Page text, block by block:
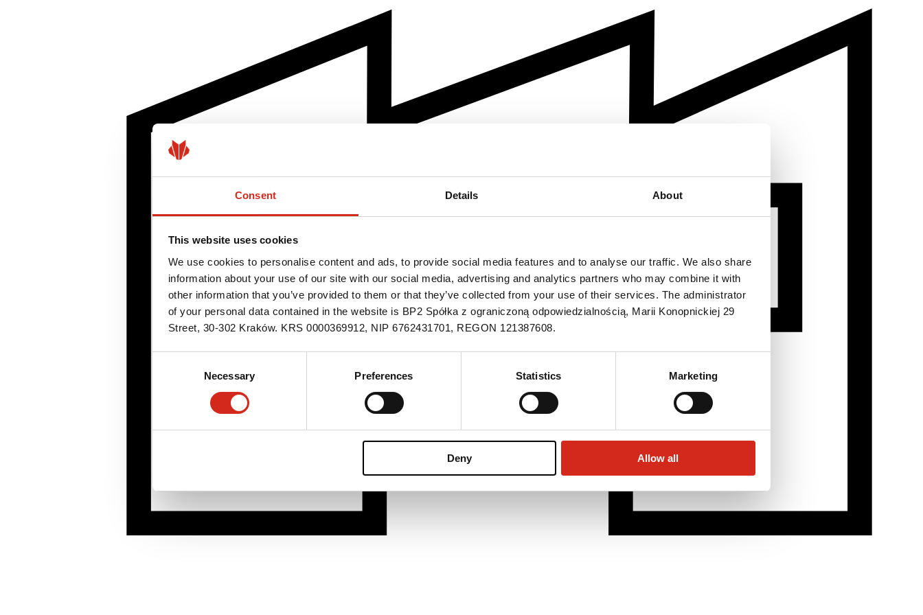
Consent Details About
This website uses cookies
We use cookies to personalise content and ads, to provide social media features and to analyse our traffic. We also share
information about your use of our site with our social media, advertising and analytics partners who may combine it with
other information that you’ve provided to them or that they’ve collected from your use of their services. The administrator
of your personal data contained in the website is BP2 Spółka z ograniczoną odpowiedzialnością, Marii Konopnickiej 29
Street, 30-302 Kraków. KRS 0000369912, NIP 6762431701, REGON 121387608.
Necessary Preferences Statistics Marketing
Deny Allow all